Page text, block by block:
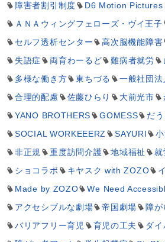
障害者割引制度
D6 Motion Pictures
ＡＮＡウィングフェローズ・ヴイ王子
セルフ透析センター
高次脳機能障害
失語症
両育わーるど 難病者就労
多様な働き方
東ちづる
一般社団
合理的配慮
佐藤ひらり 大前光市
YANO BROTHERS
GOMESS
だ
SOCIAL WORKEEERZ
SAYURI
非正規
重度訪問介護 地域福祉
就
ショコラボ
キヤスク with ZOZO
Made by ZOZO
We Need
アクセシブルな劇場
帝国劇場 障が
バリアフリー育児
育児の工夫
ダイ